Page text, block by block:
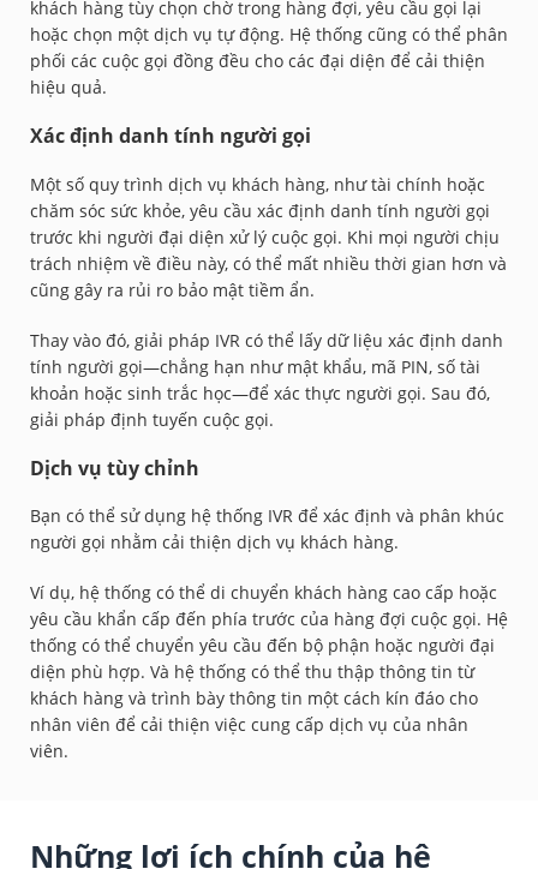
khách hàng tùy chọn chờ trong hàng đợi, yêu cầu gọi lại
hoặc chọn một dịch vụ tự động. Hệ thống cũng có thể phân
phối các cuộc gọi đồng đều cho các đại diện để cải thiện
hiệu quả.
Xác định danh tính người gọi
Một số quy trình dịch vụ khách hàng, như tài chính hoặc
chăm sóc sức khỏe, yêu cầu xác định danh tính người gọi
trước khi người đại diện xử lý cuộc gọi. Khi mọi người chịu
trách nhiệm về điều này, có thể mất nhiều thời gian hơn và
cũng gây ra rủi ro bảo mật tiềm ẩn.
Thay vào đó, giải pháp IVR có thể lấy dữ liệu xác định danh
tính người gọi—chẳng hạn như mật khẩu, mã PIN, số tài
khoản hoặc sinh trắc học—để xác thực người gọi. Sau đó,
giải pháp định tuyến cuộc gọi.
Dịch vụ tùy chỉnh
Bạn có thể sử dụng hệ thống IVR để xác định và phân khúc
người gọi nhằm cải thiện dịch vụ khách hàng.
Ví dụ, hệ thống có thể di chuyển khách hàng cao cấp hoặc
yêu cầu khẩn cấp đến phía trước của hàng đợi cuộc gọi. Hệ
thống có thể chuyển yêu cầu đến bộ phận hoặc người đại
diện phù hợp. Và hệ thống có thể thu thập thông tin từ
khách hàng và trình bày thông tin một cách kín đáo cho
nhân viên để cải thiện việc cung cấp dịch vụ của nhân
viên.
Những lợi ích chính của hệ